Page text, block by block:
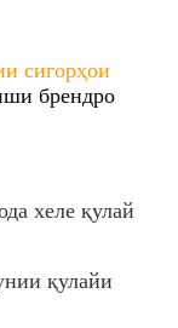
сигорҳои
брендро
хеле қулай
қулайи